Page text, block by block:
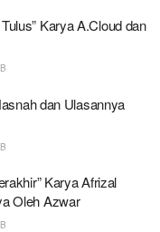
Karya A.Cloud dan
dan Ulasannya
Karya Afrizal
Oleh Azwar